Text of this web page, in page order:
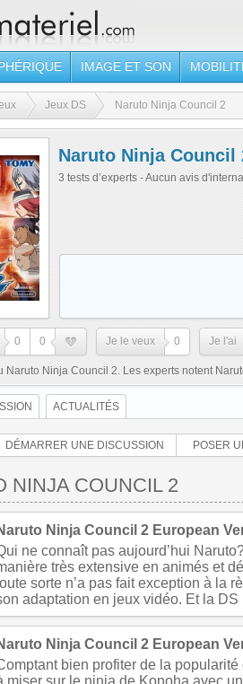
IMAGE ET SON
Jeux DS Naruto Ninja Council 2
Naruto Ninja Council
3 tests d’experts - Aucun avis
0 0 Je le veux 0 Je l'ai
Naruto Ninja Council 2. Les experts notent
ACTUALITÉS
DÉMARRER UNE DISCUSSION POSER
NINJA COUNCIL 2
Ninja Council 2 European
ne connaît pas aujourd’hui
très extensive en animés et
sorte n’a pas fait exception à la
adaptation en jeux vidéo. Et la DS
Ninja Council 2 European
bien profiter de la
miser sur le ninja de Konoha avec